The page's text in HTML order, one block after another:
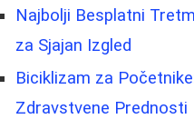
Najbolji Besplatni
za Sjajan Izgled
Biciklizam za
Zdravstvene Prednosti